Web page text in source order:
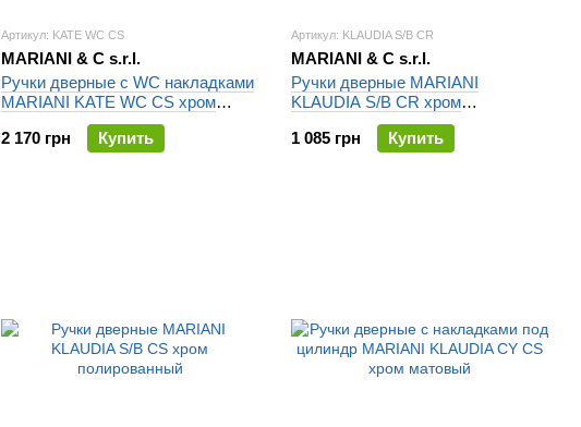
Артикул: KATE WC CS
MARIANI & C s.r.l.
Ручки дверные с WC накладками
MARIANI KATE WC CS хром
2 170 грн
Купить
Артикул: KLAUDIA S/B CR
MARIANI & C s.r.l.
Ручки дверные MARIANI
KLAUDIA S/B CR хром
полированный
1 085 грн
Купить